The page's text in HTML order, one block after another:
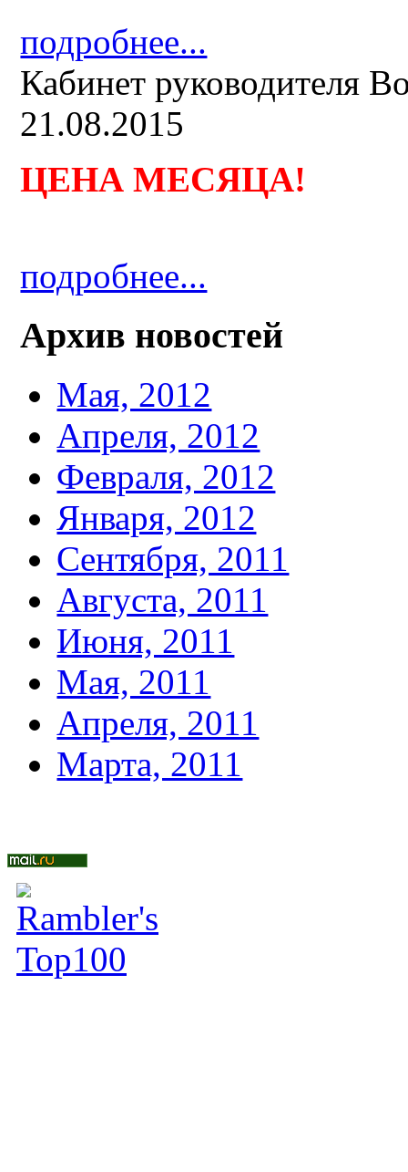
подробнее...
Кабинет руководителя
21.08.2015
ЦЕНА МЕСЯЦА!
подробнее...
Архив новостей
Мая, 2012
Апреля, 2012
Февраля, 2012
Января, 2012
Сентября, 2011
Августа, 2011
Июня, 2011
Мая, 2011
Апреля, 2011
Марта, 2011